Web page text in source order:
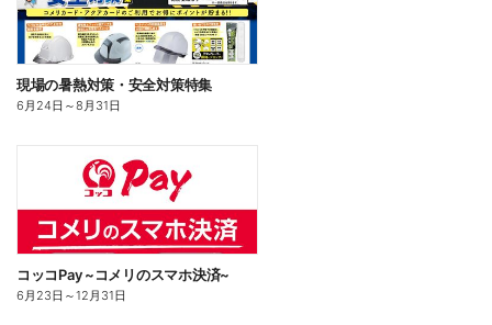
現場の暑熱対策・安全対策特集
6月24日 ～8月31日
コッコPay ~コメリのスマホ決済~
6月23日 ～12月31日